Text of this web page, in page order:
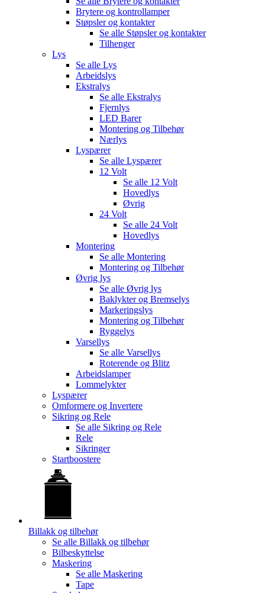
Brytere og kontrollamper
Støpsler og kontakter
Se alle Støpsler og kontakter
Tilhenger
Lys
Se alle Lys
Arbeidslys
Ekstralys
Se alle Ekstralys
Fjernlys
LED Barer
Montering og Tilbehør
Nærlys
Lyspærer
Se alle Lyspærer
12 Volt
Se alle 12 Volt
Hovedlys
Øvrig
24 Volt
Se alle 24 Volt
Hovedlys
Montering
Se alle Montering
Montering og Tilbehør
Øvrig lys
Se alle Øvrig lys
Baklykter og Bremselys
Markeringslys
Montering og Tilbehør
Ryggelys
Varsellys
Se alle Varsellys
Roterende og Blitz
Arbeidslamper
Lommelykter
Lyspærer
Omformere og Invertere
Sikring og Rele
Se alle Sikring og Rele
Rele
Sikringer
Startboostere
Billakk og tilbehør
Se alle Billakk og tilbehør
Bilbeskyttelse
Maskering
Se alle Maskering
Tape